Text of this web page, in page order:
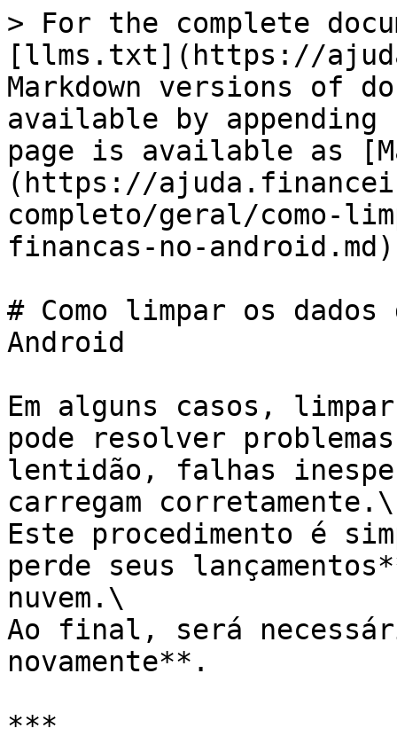
> For the complete
[llms.txt](https://
Markdown versions of
available by
page is available as
(https://
completo/geral/como-
financas-no-
# Como limpar os
Android
Em alguns casos,
pode resolver
lentidão, falhas
carregam corretamente.\
Este procedimento é
perde seus
nuvem.\
Ao final, será
novamente**.
***